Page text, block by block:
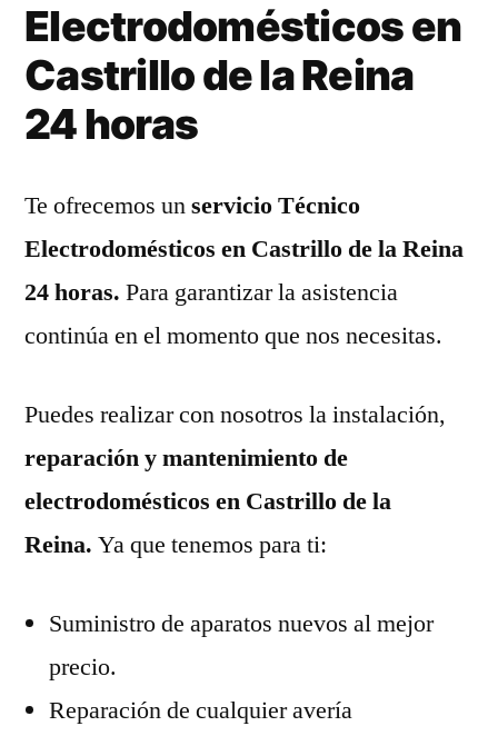
Electrodomésticos en
Castrillo de la Reina
24 horas
Te ofrecemos unservicio Técnico
Electrodomésticos en Castrillo de la Reina
24 horas. Para garantizar la asistencia
continúa en el momento que nos necesitas.
Puedes realizar con nosotros la instalación,
reparación y mantenimiento de
electrodomésticos en Castrillo de la
Reina. Ya que tenemos para ti:
Suministro de aparatos nuevos al mejor
precio.
Reparación de cualquier avería